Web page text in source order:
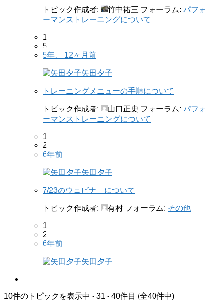
トピック作成者: 竹中祐三 フォーラム: パフォ
ーマンストレーニングについて
1
5
5年、 12ヶ月前
矢田夕子
トレーニングメニューの手順について
トピック作成者: 山口正史 フォーラム: パフォ
ーマンストレーニングについて
1
2
6年前
矢田夕子
7/23のウェビナーについて
トピック作成者: 有村 フォーラム: その他
1
2
6年前
矢田夕子
10件のトピックを表示中 - 31 - 40件目 (全40件中)